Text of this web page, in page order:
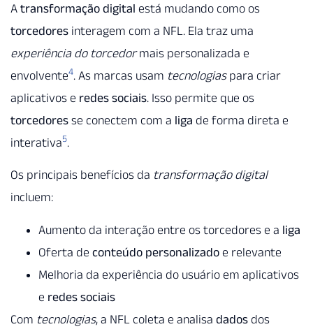
A transformação digital está mudando como os
torcedores interagem com a NFL. Ela traz uma
experiência do torcedormais personalizada e
envolvente4. As marcas usam tecnologiaspara criar
aplicativos e redes sociais. Isso permite que os
torcedores se conectem com a liga de forma direta e
interativa5.
Os principais benefícios da transformação digital
incluem:
Aumento da interação entre os torcedores e a liga
Oferta de conteúdo personalizado e relevante
Melhoria da experiência do usuário em aplicativos
e redes sociais
Com tecnologias, a NFL coleta e analisa dados dos